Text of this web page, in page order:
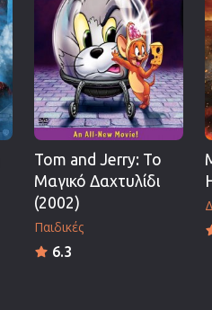
Tom and Jerry: Το
Μαγικό Δαχτυλίδι
(2002)
Παιδικές
6.3